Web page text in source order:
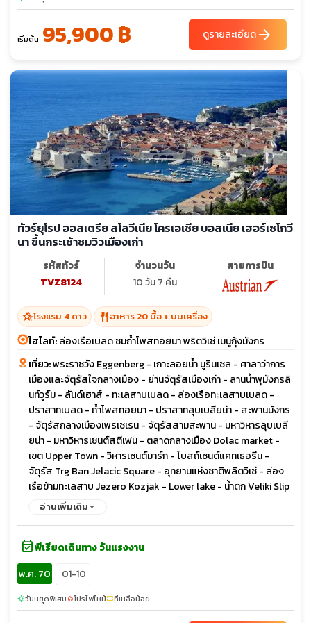
เริ่มต้น 95,900 ฿ ดูรายละเอียดarrow_forward
ทัวร์ยุโรป ออสเตรีย สโลวีเนีย โครเอเชีย บอสเนีย เฮอร์เซโกวี
นา ขึ้นกระเช้าชมวิวเมืองเก่า
รหัสทัวร์
TVZ8124
จำนวนวัน
10 วัน 7 คืน
สายการบิน
hotel_classโรงแรม 4 ดาว restaurant อาหาร 20 มื้อ + บนเครื่อง
ไฮไลท์:ล่องเรือเบลด ชมถ้ำโพสทอยนา พริตวิเซ่ เมนูกุ้งมังกร
เที่ยว:พระราชวัง Eggenberg - เกาะลอยน้ำ มูรินเซล - ศาลาว่าการ
เมืองและจัตุรัสใจกลางเมือง - ย่านจัตุรัสเมืองเก่า - ลานน้ำพุมังกรลิ
นท์วูร์ม - ลันด์เฮาส์ - ทะเลสาบเบลด - ล่องเรือทะเลสาบเบลด -
ปราสาทเบลด - ถ้ำโพสทอยนา - ปราสาทลุบเบลียน่า - สะพานมังกร
- จัตุรัสกลางเมืองเพรเซเรน - จัตุรัสสามสะพาน - มหาวิหารลุบเบลี
ยน่า - มหาวิหารเซนต์สตีเฟน - ตลาดกลางเมือง Dolac market -
เขต Upper Town - วิหารเซนต์มาร์ก - โบสถ์เซนต์แคทเธอรีน -
จัตุรัส Trg Ban Jelacic Square - อุทยานแห่งชาติพลิตวิเซ่ - ล่อง
เรือข้ามทะเลสาบ Jezero Kozjak - Lower lake - น้ำตก Veliki Slip
- โบสถ์อนาสตาเชีย - โบสถ์เซนต์ โดแนท - โรมันฟอรัม - พระรา
เลส - ถนนสตราดัน - สะพานโบราณ สตารี มอสต์ - ย่านเมืองเก่า -
มัสยิดโกสกี้ เมห์เมด ปาซ่า - อุโมงค์สงคราม - ย่านเมืองเก่าบาสคาซิ
จา - ย่านเมืองเก่าซาราเยโว - สุเหร่า Gazi Husrev-Beg Mosque -
มหาวิหารประจำเมืองซาราเยโว - โบสถ์คริสต์ออโธด๊อกซ์ - โบสถ์ชาว
ยิว - สะพานลาดิน - ถนนคนเดิน คาร์ทเนอร์สตรีท - ปานดอร์ฟเอา
อ่านเพิ่มเติม
event_availableพีเรียดเดินทาง วันแรงงาน
พ.ค. 70
01-10
sunnyวันหยุดพิเศษlocal_fire_departmentโปรไฟไหม้confirmation_numberที่เหลือน้อย